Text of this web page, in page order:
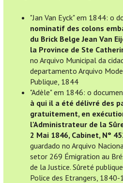
"Jan Van Eyck" em 1844: o
nominatif des colons
du Brick Belge Jean Van
la Province de Ste
no Arquivo Municipal da
departamento Arquivo
Publique, 1844
"Adèle" em 1846: o
à qui il a été délivré des
gratuitement, en
l'Administrateur de la
2 Mai 1846, Cabinet, N°
guardado no Arquivo
setor 269 Émigration au
de la Justice. Sûreté
Police des Etrangers,